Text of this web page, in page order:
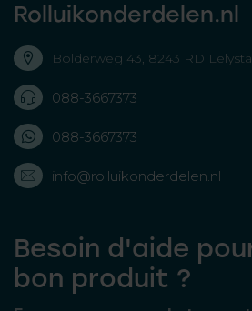
Rolluikonderdelen.nl
Bolderweg 43, 8243 RD
088-3667373
088-3667373
info@rolluikonderdelen.nl
Besoin d'aide
bon produit ?